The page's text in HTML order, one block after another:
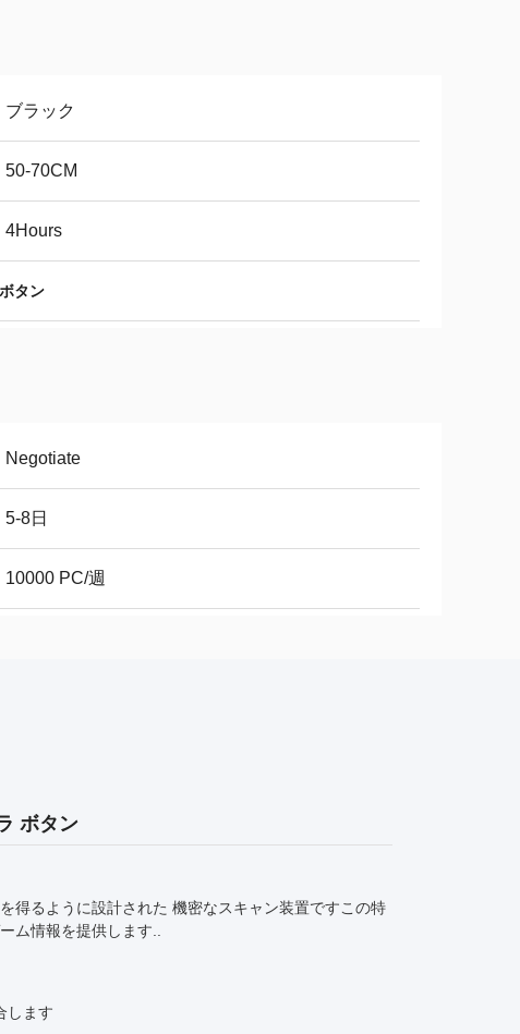
ブラック
50-70CM
4Hours
タン
Negotiate
5-8日
10000 PC/週
ボタン
得るように設計された 機密なスキャン装置ですこの特
ム情報を提供します..
します